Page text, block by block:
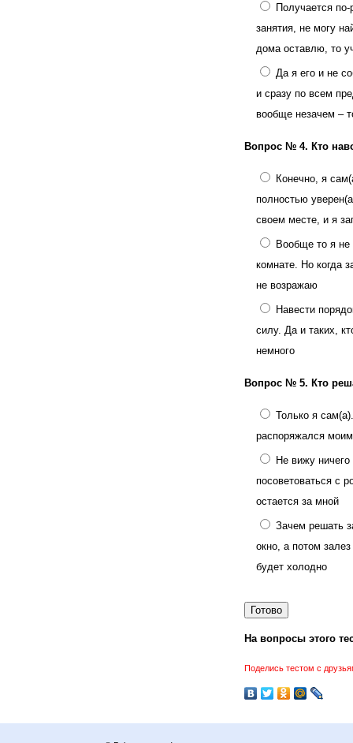
Получается
занятия, не могу
дома оставлю, то
Да я его и не
и сразу по всем
вообще незачем –
Вопрос № 4. Кто
Конечно, я
полностью
своем месте, и я
Вообще то я не
комнате. Но когда
не возражаю
Навести
силу. Да и таких,
немного
Вопрос № 5. Кто
Только я
распоряжался моим
Не вижу
посоветоваться с
остается за мной
Зачем решать
окно, а потом
будет холодно
На вопросы этого
Поделись тестом с